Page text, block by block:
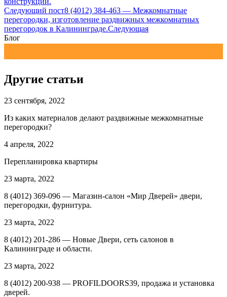
Следующий пост8 (4012) 384-463 — Межкомнатные
перегородки, изготовление раздвижных межкомнатных
перегородок в Калининграде.Следующая
Блог
Другие статьи
23 сентября, 2022
Из каких материалов делают раздвижные межкомнатные
перегородки?
4 апреля, 2022
Перепланировка квартиры
23 марта, 2022
8 (4012) 369-096 — Магазин-салон «Мир Дверей» двери,
перегородки, фурнитура.
23 марта, 2022
8 (4012) 201-286 — Новые Двери, сеть салонов в
Калининграде и области.
23 марта, 2022
8 (4012) 200-938 — PROFILDOORS39, продажа и установка
дверей.